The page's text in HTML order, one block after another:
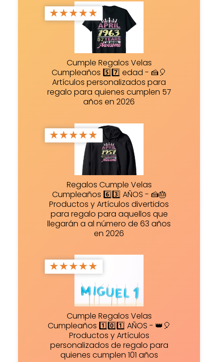
★★★★★
Cumple Regalos Velas
Cumpleaños 5️⃣7️⃣ edad - 🍰🎈
Artículos personalizados para
regalo para quienes cumplen 57
años en 2026
★★★★★
Regalos Cumple Velas
Cumpleaños 6️⃣3️⃣ AÑOS - 🍰🎂
Productos y Artículos divertidos
para regalo para aquellos que
llegarán a al número de 63 años
en 2026
★★★★★
Cumple Regalos Velas
Cumpleaños 1️⃣0️⃣1️⃣ AÑOS - 👑🎈
Productos y Artículos
personalizados de regalo para
quienes cumplen 101 años